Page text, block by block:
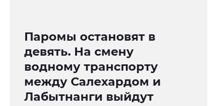
Паромы остановят в
девять. На смену
водному транспорту
между Салехардом и
Лабытнанги выйдут